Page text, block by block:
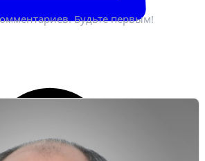
Будьте первым!